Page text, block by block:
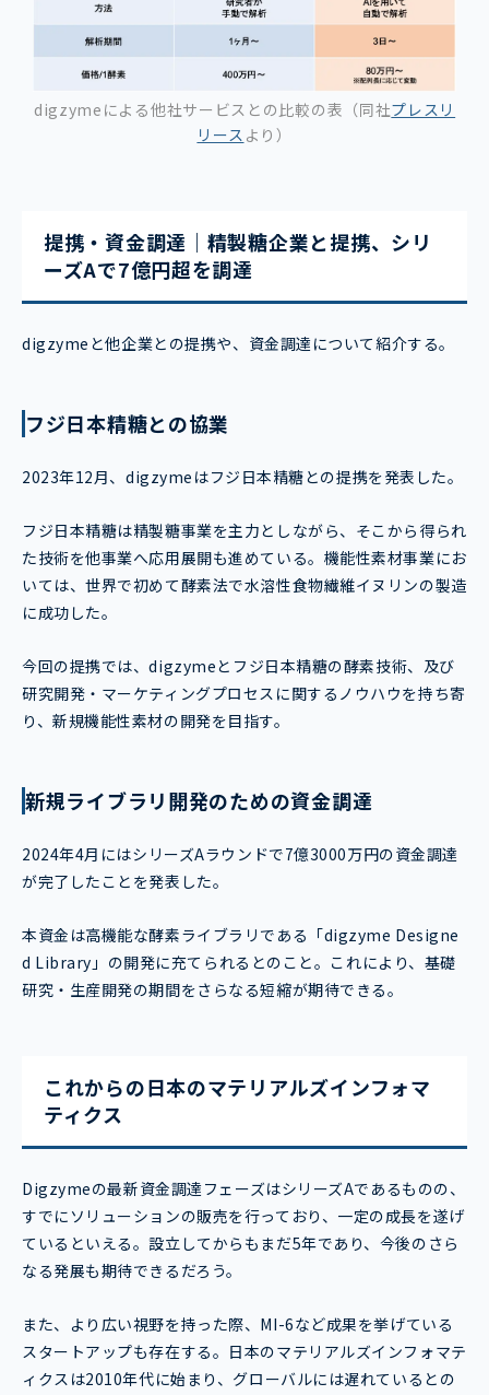
digzyme による他社サービスとの比較の表（同社プレスリ
リース より）
提携・資金調達｜精製糖企業と提携、シリ
ーズAで7億円超を調達
digzymeと他企業との提携や、資金調達について紹介する。
フジ日本精糖との協業
2023年12月、digzymeはフジ日本精糖との提携を発表した。
フジ日本精糖は精製糖事業を主力としながら、そこから得られ
た技術を他事業へ応用展開も進めている。機能性素材事業にお
いては、世界で初めて酵素法で水溶性食物繊維イヌリンの製造
に成功した。
今回の提携では、digzymeとフジ日本精糖の酵素技術、及び
研究開発・マーケティングプロセスに関するノウハウを持ち寄
り、新規機能性素材の開発を目指す。
新規ライブラリ開発のための資金調達
2024年4月にはシリーズAラウンドで7億3000万円の資金調達
が完了したことを発表した。
本資金は高機能な酵素ライブラリである「digzyme Designe
d Library」の開発に充てられるとのこと。これにより、基礎
研究・生産開発の期間をさらなる短縮が期待できる。
これからの日本のマテリアルズインフォマ
ティクス
Digzymeの最新資金調達フェーズはシリーズAであるものの、
すでにソリューションの販売を行っており、一定の成長を遂げ
ているといえる。設立してからもまだ5年であり、今後のさら
なる発展も期待できるだろう。
また、より広い視野を持った際、MI-6など成果を挙げている
スタートアップも存在する。日本のマテリアルズインフォマテ
ィクスは2010年代に始まり、グローバルには遅れているとの